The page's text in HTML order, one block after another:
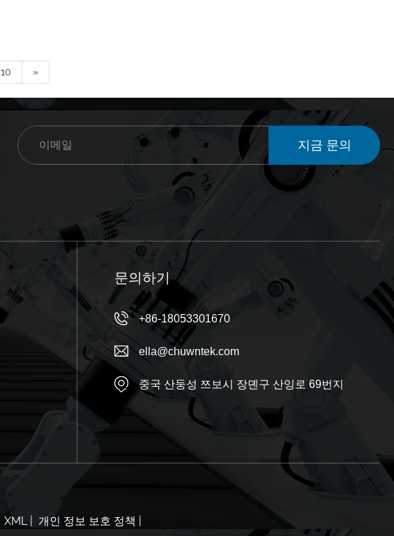
10 »
지금 문의
문의하기
+86-18053301670
ella@chuwntek.com
중국 산둥성 쯔보시 장뎬구 산잉로 69번지
XML 개인 정보 보호 정책